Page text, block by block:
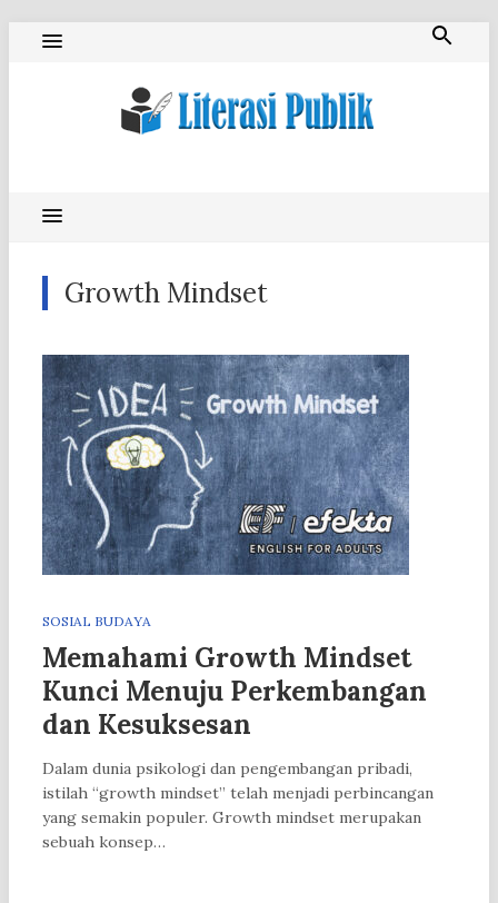
Growth Mindset
SOSIAL BUDAYA
Memahami Growth Mindset
Kunci Menuju Perkembangan
dan Kesuksesan
Dalam dunia psikologi dan pengembangan pribadi,
istilah “growth mindset” telah menjadi perbincangan
yang semakin populer. Growth mindset merupakan
sebuah konsep…